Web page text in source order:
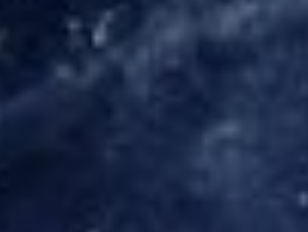
Allgemeine Anfrage
Rückruf
Hilfe